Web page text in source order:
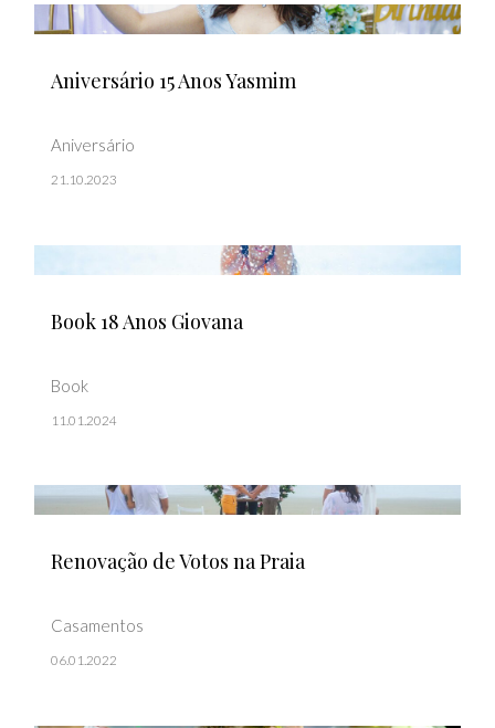
Aniversário 15 Anos Yasmim
Aniversário
21.10.2023
Book 18 Anos Giovana
Book
11.01.2024
Renovação de Votos na Praia
Casamentos
06.01.2022